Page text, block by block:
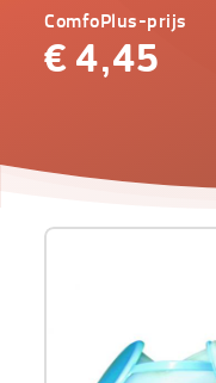
ComfoPlus-prijs
€ 4,45
Product
Urinaal